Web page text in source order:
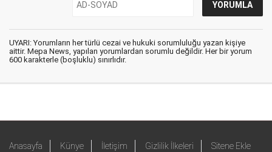
UYARI: Yorumların her türlü cezai ve hukuki sorumluluğu yazan kişiye
aittir. Mepa News, yapılan yorumlardan sorumlu değildir. Her bir yorum
600 karakterle (boşluklu) sınırlıdır.
Anasayfa Künye İletişim Gizlilik İlkeleri Sitene Ekle